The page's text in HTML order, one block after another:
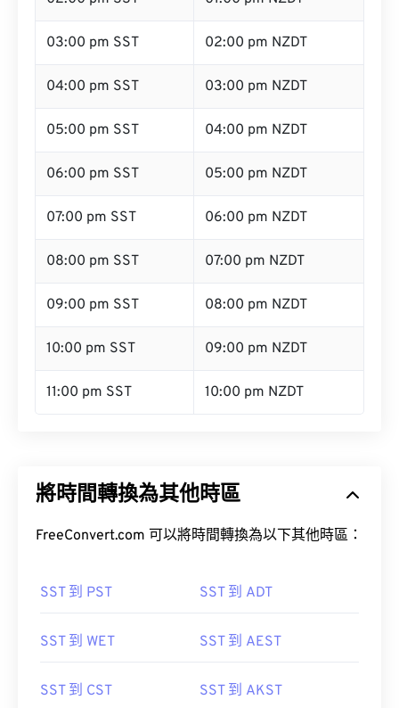
03:00 pm SST 02:00 pm NZDT
04:00 pm SST 03:00 pm NZDT
05:00 pm SST 04:00 pm NZDT
06:00 pm SST 05:00 pm NZDT
07:00 pm SST 06:00 pm NZDT
08:00 pm SST 07:00 pm NZDT
09:00 pm SST 08:00 pm NZDT
10:00 pm SST 09:00 pm NZDT
11:00 pm SST 10:00 pm NZDT
將時間轉換為其他時區
FreeConvert.com 可以將時間轉換為以下其他時區：
SST 到 PST SST 到 ADT
SST 到 WET SST 到 AEST
SST 到 CST SST 到 AKST